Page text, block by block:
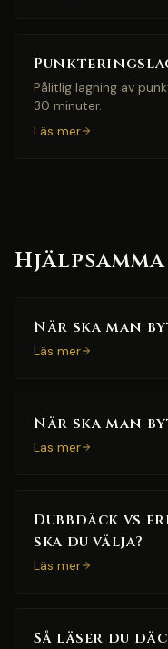
Pålitlig lagning av
30 minuter.
Läs mer
När ska man
Läs mer
När ska man
Läs mer
Dubbdäck vs
ska du välja?
Läs mer
Så läser du